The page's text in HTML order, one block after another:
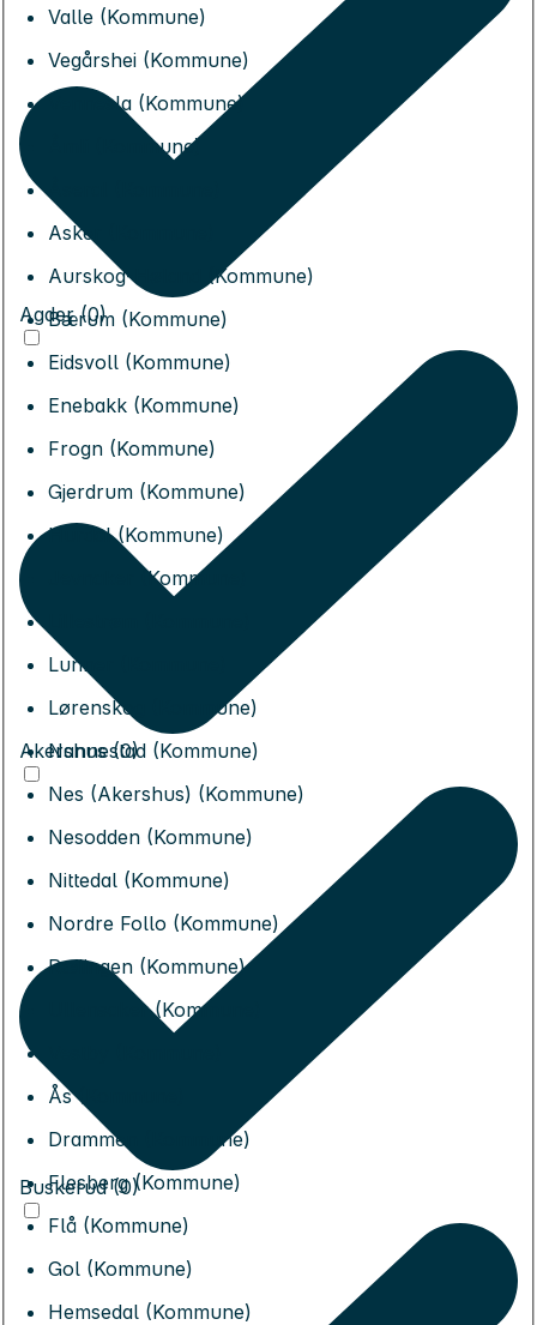
Valle (Kommune)
Vegårshei (Kommune)
Vennesla (Kommune)
Åmli (Kommune)
Asker (Kommune)
Aurskog-Høland (Kommune)
Bærum (Kommune)
Eidsvoll (Kommune)
Enebakk (Kommune)
Frogn (Kommune)
Gjerdrum (Kommune)
Hurdal (Kommune)
Jevnaker (Kommune)
Lunner (Kommune)
Lørenskog (Kommune)
Nannestad (Kommune)
Nes (Akershus) (Kommune)
Nesodden (Kommune)
Nittedal (Kommune)
Nordre Follo (Kommune)
Rælingen (Kommune)
Ullensaker (Kommune)
Ås (Kommune)
Drammen (Kommune)
Flesberg (Kommune)
Flå (Kommune)
Gol (Kommune)
Hemsedal (Kommune)
Agder (0)
Akershus (0)
Buskerud (0)